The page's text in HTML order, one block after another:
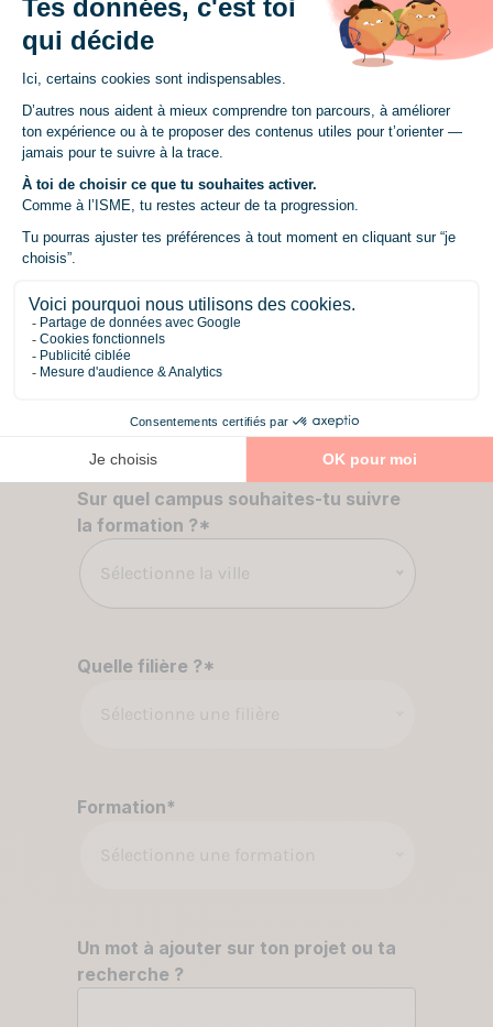
Ton email*
Ton numéro de téléphone portable
Unis
+1
Ton niveau actuel
Sur quel campus souhaites-tu suivre
la formation ?*
Sélectionne la ville
Quelle filière ?*
Formation*
Un mot à ajouter sur ton projet ou ta
recherche ?